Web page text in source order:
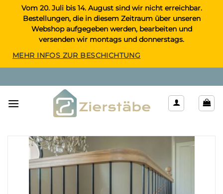
Inhalt
springen
Vom 20. Juli bis 14. August sind wir nicht erreichbar.
Bestellungen, die in diesem Zeitraum über unseren
Webshop aufgegeben werden, bearbeiten und
versenden wir montags und donnerstags.
MEHR INFOS ZUR BESCHICHTUNG